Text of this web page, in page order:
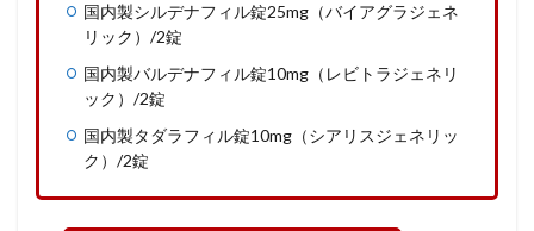
国内製シルデナフィル錠25mg（バイアグラジェネ
リック）/2錠
国内製バルデナフィル錠10mg（レビトラジェネリ
ック）/2錠
国内製タダラフィル錠10mg（シアリスジェネリッ
ク）/2錠